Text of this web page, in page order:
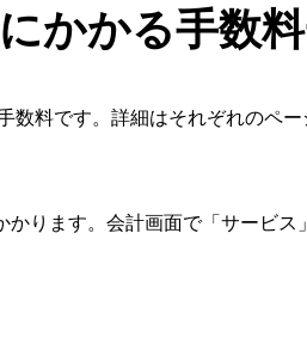
かかる手数
料です。詳細はそれぞれのペー
ります。会計画面で「サービス